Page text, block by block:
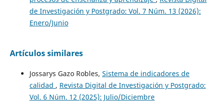
de Investigación y Postgrado: Vol. 7 Núm. 13 (2026):
Enero/Junio
Artículos similares
Jossarys Gazo Robles, Sistema de indicadores de
calidad , Revista Digital de Investigación y Postgrado:
Vol. 6 Núm. 12 (2025): Julio/Diciembre